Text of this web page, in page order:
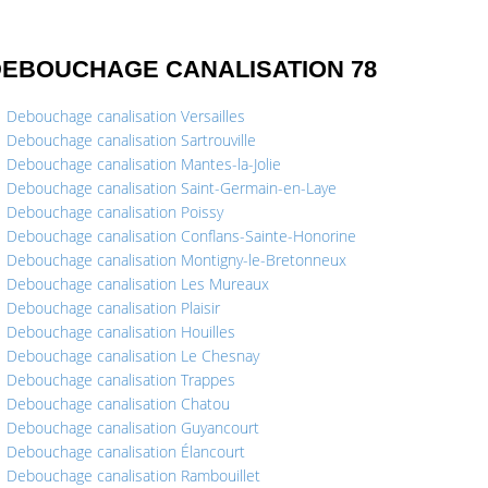
CANALISATION 78
Debouchage canalisation Versailles
Debouchage canalisation Sartrouville
Debouchage canalisation Mantes-la-Jolie
Debouchage canalisation Saint-Germain-en-Laye
Debouchage canalisation Poissy
Debouchage canalisation Conflans-Sainte-Honorine
Debouchage canalisation Montigny-le-Bretonneux
Debouchage canalisation Les Mureaux
Debouchage canalisation Plaisir
Debouchage canalisation Houilles
Debouchage canalisation Le Chesnay
Debouchage canalisation Trappes
Debouchage canalisation Chatou
Debouchage canalisation Guyancourt
Debouchage canalisation Élancourt
Debouchage canalisation Rambouillet